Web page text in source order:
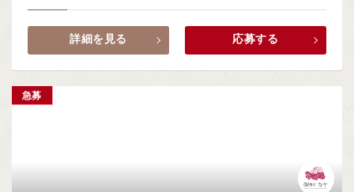
詳細を見る 応募する
急募